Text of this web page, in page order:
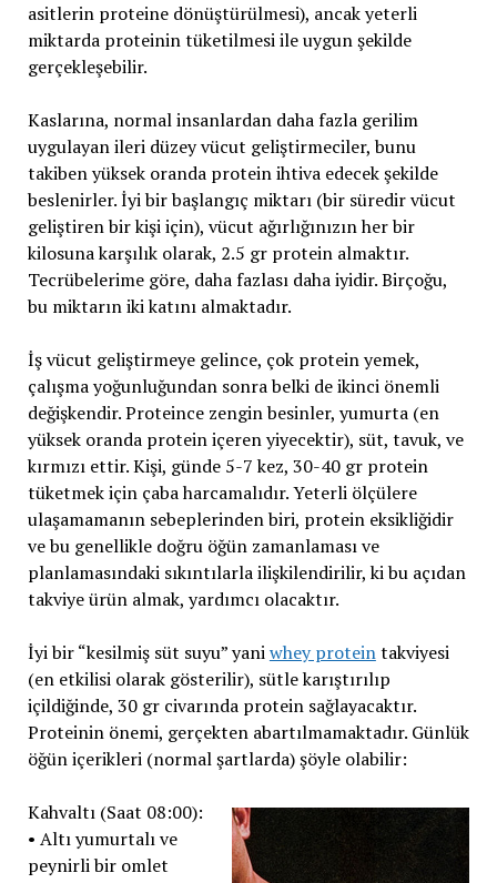
asitlerin proteine dönüştürülmesi), ancak yeterli
miktarda proteinin tüketilmesi ile uygun şekilde
gerçekleşebilir.
Kaslarına, normal insanlardan daha fazla gerilim
uygulayan ileri düzey vücut geliştirmeciler, bunu
takiben yüksek oranda protein ihtiva edecek şekilde
beslenirler. İyi bir başlangıç miktarı (bir süredir vücut
geliştiren bir kişi için), vücut ağırlığınızın her bir
kilosuna karşılık olarak, 2.5 gr protein almaktır.
Tecrübelerime göre, daha fazlası daha iyidir. Birçoğu,
bu miktarın iki katını almaktadır.
İş vücut geliştirmeye gelince, çok protein yemek,
çalışma yoğunluğundan sonra belki de ikinci önemli
değişkendir. Proteince zengin besinler, yumurta (en
yüksek oranda protein içeren yiyecektir), süt, tavuk, ve
kırmızı ettir. Kişi, günde 5-7 kez, 30-40 gr protein
tüketmek için çaba harcamalıdır. Yeterli ölçülere
ulaşamamanın sebeplerinden biri, protein eksikliğidir
ve bu genellikle doğru öğün zamanlaması ve
planlamasındaki sıkıntılarla ilişkilendirilir, ki bu açıdan
takviye ürün almak, yardımcı olacaktır.
İyi bir “kesilmiş süt suyu” yaniwhey proteintakviyesi
(en etkilisi olarak gösterilir), sütle karıştırılıp
içildiğinde, 30 gr civarında protein sağlayacaktır.
Proteinin önemi, gerçekten abartılmamaktadır. Günlük
öğün içerikleri (normal şartlarda) şöyle olabilir:
Kahvaltı (Saat 08:00):
• Altı yumurtalı ve
peynirli bir omlet